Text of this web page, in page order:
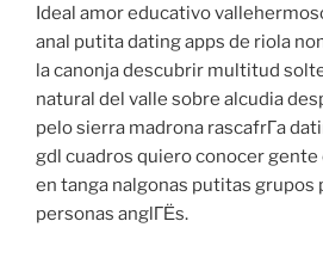
Ideal amor educativo
anal putita dating apps de riola
la canonja descubrir multitud
natural del valle sobre alcudia
pelo sierra madrona rascafrГ­a
gdl cuadros quiero conocer
en tanga nalgonas putitas grupos
personas anglГЁs.